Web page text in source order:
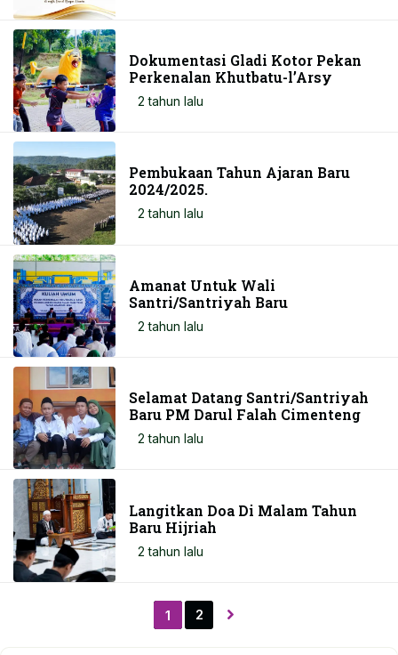
Dokumentasi Gladi Kotor Pekan
Perkenalan Khutbatu-l’Arsy
2 tahun lalu
Pembukaan Tahun Ajaran Baru
2024/2025.
2 tahun lalu
Amanat Untuk Wali
Santri/Santriyah Baru
2 tahun lalu
Selamat Datang Santri/Santriyah
Baru PM Darul Falah Cimenteng
2 tahun lalu
Langitkan Doa Di Malam Tahun
Baru Hijriah
2 tahun lalu
1 2